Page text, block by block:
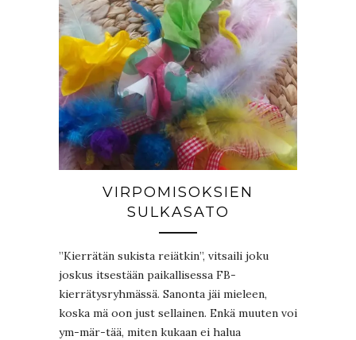
VIRPOMISOKSIEN
SULKASATO
”Kierrätän sukista reiätkin”, vitsaili joku
joskus itsestään paikallisessa FB-
kierrätysryhmässä. Sanonta jäi mieleen,
koska mä oon just sellainen. Enkä muuten voi
ym-mär-tää, miten kukaan ei halua